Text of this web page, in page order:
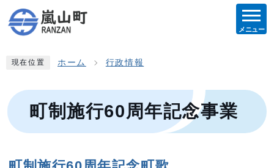
メニュー
現在位置 ホーム 行政情報
町制施行60周年記念事業